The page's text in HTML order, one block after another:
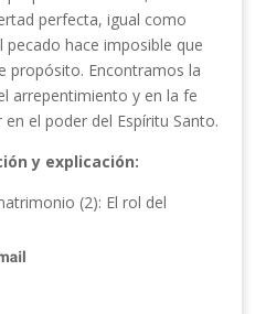
perfecta, igual como
hace imposible que
propósito. Encontramos la
arrepentimiento y en la fe
el poder del Espíritu Santo.
y explicación:
(2): El rol del